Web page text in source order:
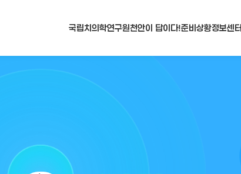
국립치의학연구원천안이 답이다!준비상황정보센터